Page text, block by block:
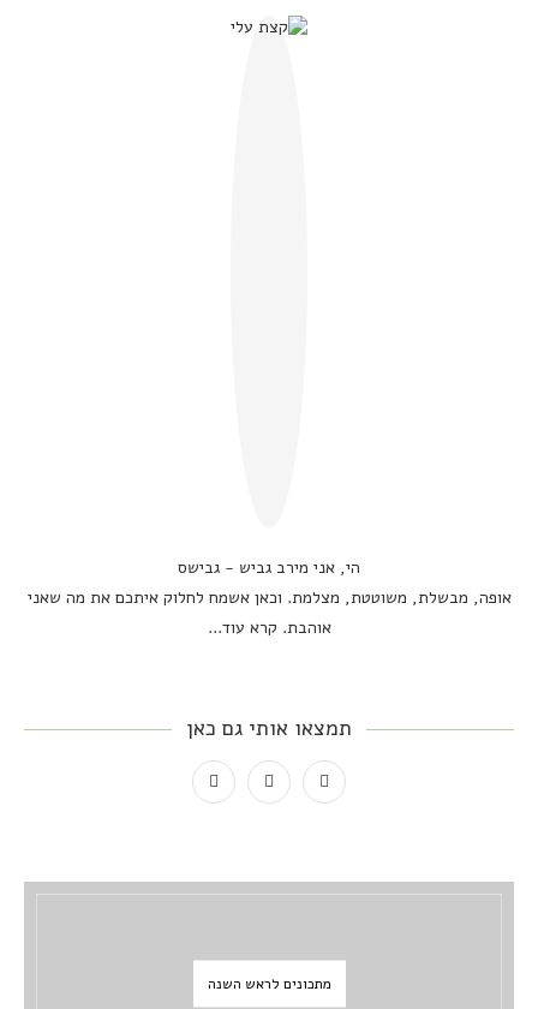
הי, אני מירב גביש - גבישס
אופה, מבשלת, משוטטת, מצלמת. וכאן אשמח לחלוק איתכם את מה שאני
אוהבת. קרא עוד...
תמצאו אותי גם כאן
מתכונים לראש השנה